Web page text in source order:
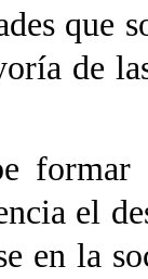
que
de
el
en la